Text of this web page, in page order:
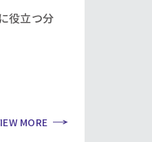
役立つ分
MORE